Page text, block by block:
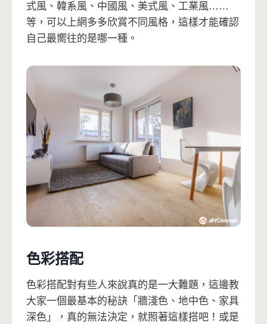
式風、韓系風、中國風、美式風、工業風……
等，可以上網多多欣賞不同風格，這樣才能確認
自己最嚮往的是哪一種。
色彩搭配
色彩搭配對有些人來說真的是一大難題，這邊教
大家一個最基本的秘訣「牆淺色、地中色、家具
深色」，真的無法決定，就照著這樣搭吧！或是